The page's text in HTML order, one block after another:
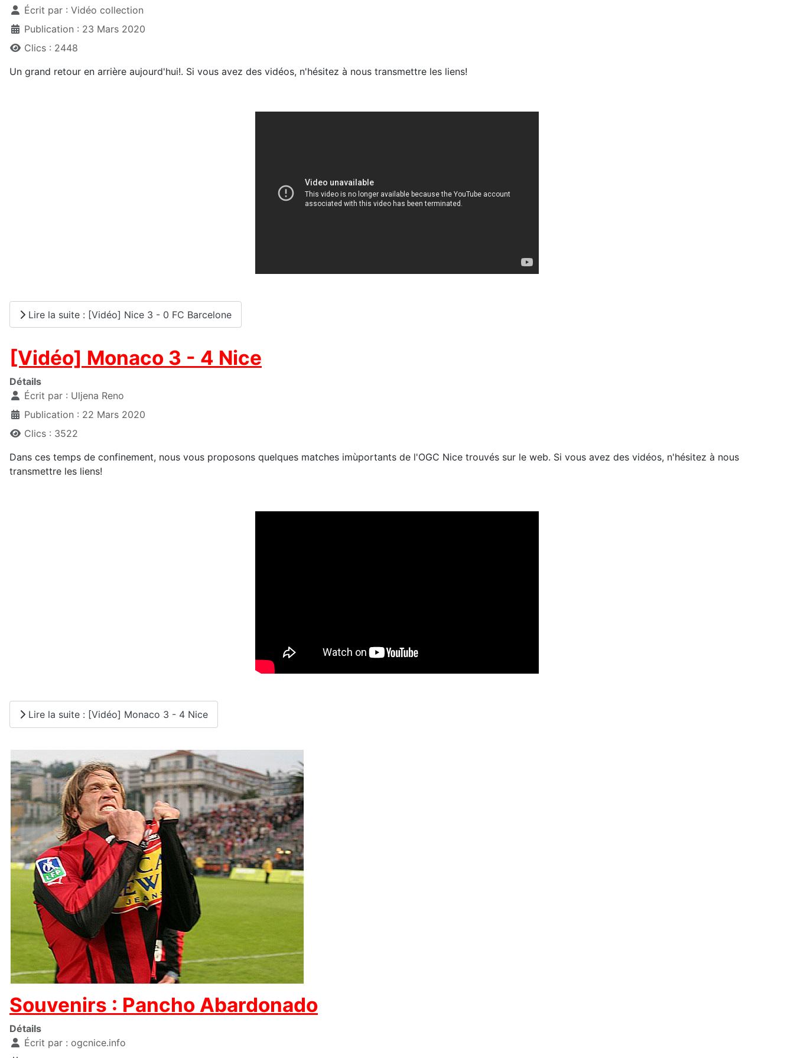
Écrit par : Vidéo collection
Publication : 23 Mars 2020
Clics : 2448
Un grand retour en arrière aujourd'hui!. Si vous avez des vidéos, n'hésitez à nous transmettre les liens!
Lire la suite : [Vidéo] Nice 3 - 0 FC Barcelone
[Vidéo] Monaco 3 - 4 Nice
Détails
Écrit par : Uljena Reno
Publication : 22 Mars 2020
Clics : 3522
Dans ces temps de confinement, nous vous proposons quelques matches imùportants de l'OGC Nice trouvés sur le web. Si vous avez des vidéos, n'hésitez à nous
transmettre les liens!
Lire la suite : [Vidéo] Monaco 3 - 4 Nice
Souvenirs : Pancho Abardonado
Détails
Écrit par : ogcnice.info